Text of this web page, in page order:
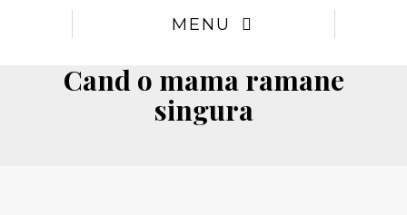
MENU
Cand o mama ramane
singura